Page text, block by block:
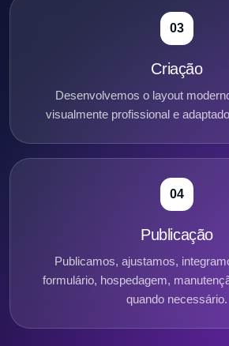
03
Criação
Desenvolvemos o layout
visualmente profissional e
04
Publicação
Publicamos, ajustamos,
formulário, hospedagem,
quando necessário.